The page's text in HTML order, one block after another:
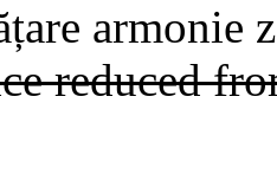
armonie
reduced